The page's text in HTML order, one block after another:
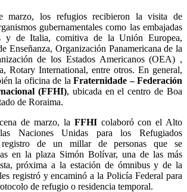
marzo, los refugios recibieron la visita de
gubernamentales como las embajadas
y de Italia, comitiva de la Unión Europea,
Enseñanza, Organización Panamericana de la
de los Estados Americanos (OEA) ,
Rotary International, entre otros. En general,
la oficina de laFraternidade – Federación
(FFHI), ubicada en el centro de Boa
de Roraima.
de marzo, la FFHIcolaboró con el Alto
Naciones Unidas para los Refugiados
de un millar de personas que se
en la plaza Simón Bolívar, una de las más
próxima a la estación de ómnibus y de la
registró y encaminó a la Policía Federal para
de refugio o residencia temporal.